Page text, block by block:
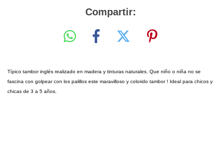
Compartir:
Típico tambor inglés realizado en madera y tinturas naturales. Que niño o niña no se
fascina con golpear con los palillos este maravilloso y colorido tambor ! Ideal para chicos y
chicas de 3 a 5 años.